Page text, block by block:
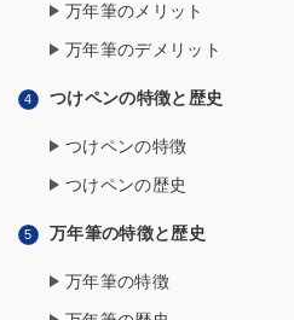
万年筆のメリット
万年筆のデメリット
つけペンの特徴と歴史
つけペンの特徴
つけペンの歴史
万年筆の特徴と歴史
万年筆の特徴